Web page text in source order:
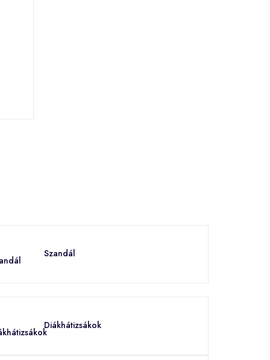
Szandál
Diákhátizsákok